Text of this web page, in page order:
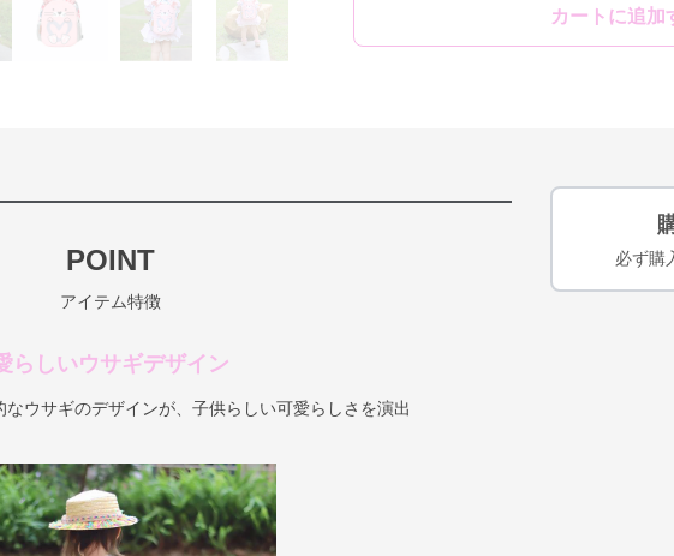
カートに追加
POINT
アイテム特徴
らしいウサギデザイン
ウサギのデザインが、子供らしい可愛らしさを演出
必ず購